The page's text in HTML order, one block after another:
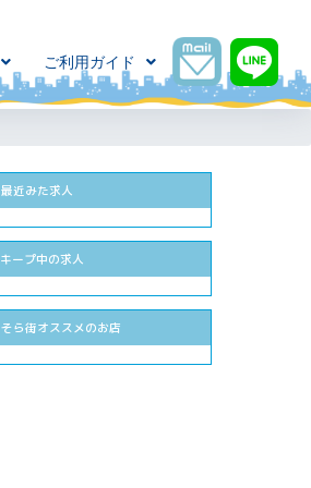
ご利用ガイド
最近みた求人
キープ中の求人
そら街オススメのお店